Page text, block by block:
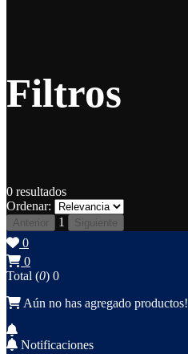
Filtros
0 resultados
Ordenar:
Anterior 1 Siguiente
0
0
Total (0) 0
Aún no has agregado productos!
Notificaciones